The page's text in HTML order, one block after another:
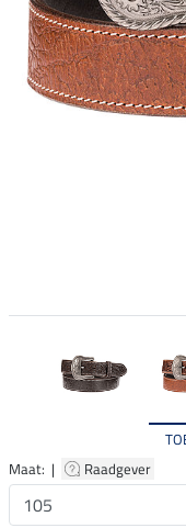
Maat: |
Raadgever